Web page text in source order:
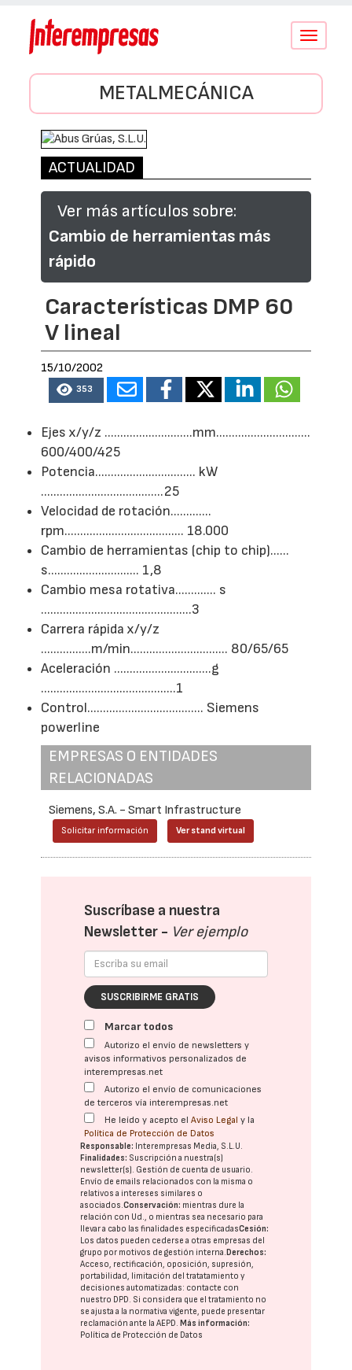
Conmutar
METALMECÁNICA
ACTUALIDAD
Ver más artículos sobre:
Cambio de herramientas más
rápido
Características DMP 60
V lineal
15/10/2002
353
Ejes x/y/z ............................mm..............................
600/400/425
Potencia................................ kW
.......................................25
Velocidad de rotación.............
rpm...................................... 18.000
Cambio de herramientas (chip to chip)......
s............................. 1,8
Cambio mesa rotativa............. s
................................................3
Carrera rápida x/y/z
................m/min............................... 80/65/65
Aceleración ...............................g
...........................................1
Control..................................... Siemens
powerline
EMPRESAS O ENTIDADES
RELACIONADAS
Siemens, S.A. - Smart Infrastructure
Solicitar información Ver stand virtual
Suscríbase a nuestra
Newsletter - Ver ejemplo
SUSCRIBIRME GRATIS
Marcar todos
Autorizo el envío de newsletters y
avisos informativos personalizados de
interempresas.net
Autorizo el envío de comunicaciones
de terceros vía interempresas.net
He leído y acepto elAviso Legal y la
Política de Protección de Datos
Responsable: Interempresas Media, S.L.U.
Finalidades: Suscripción a nuestra(s)
newsletter(s). Gestión de cuenta de usuario.
Envío de emails relacionados con la misma o
relativos a intereses similares o
asociados.Conservación: mientras dure la
relación con Ud., o mientras sea necesario para
llevar a cabo las finalidades especificadasCesión:
Los datos pueden cederse a otras empresas del
grupo por motivos de gestión interna.Derechos:
Acceso, rectificación, oposición, supresión,
portabilidad, limitación del tratatamiento y
decisiones automatizadas: contacte con
nuestro DPD. Si considera que el tratamiento no
se ajusta a la normativa vigente, puede presentar
reclamación ante laAEPD.Más información:
Política de Protección de Datos